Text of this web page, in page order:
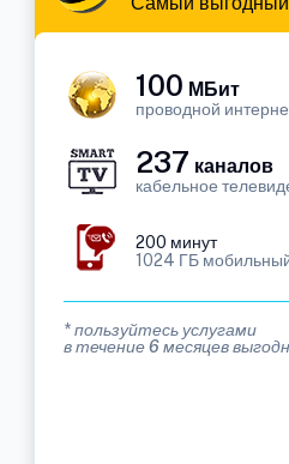
100 МБит
проводной
237 каналов
кабельное
200 минут
1024 ГБ
* пользуйтесь услугами
в течение 6 месяцев